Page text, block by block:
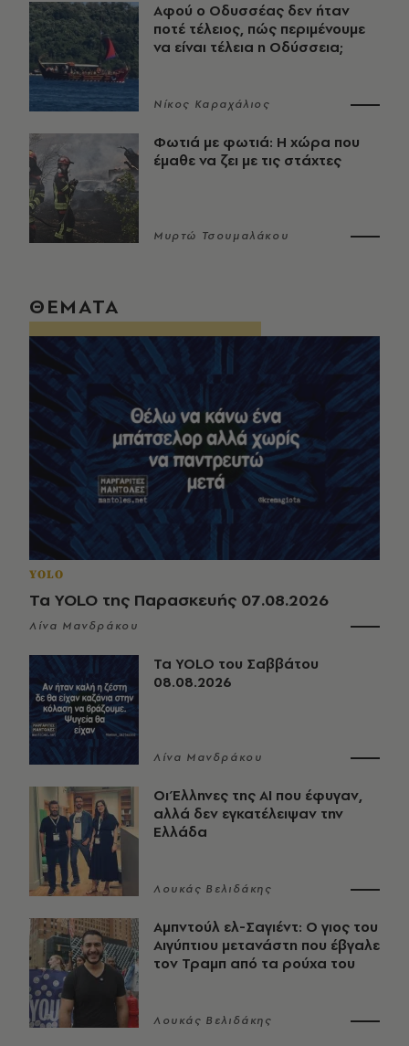
Αφού ο Οδυσσέας δεν ήταν
ποτέ τέλειος, πώς περιμένουμε
να είναι τέλεια η Οδύσσεια;
Νίκος Καραχάλιος
Φωτιά με φωτιά: Η χώρα που
έμαθε να ζει με τις στάχτες
Μυρτώ Τσουμαλάκου
ΘΕΜΑΤΑ
YOLO
Τα YOLO της Παρασκευής 07.08.2026
Λίνα Μανδράκου
Τα YOLO του Σαββάτου
08.08.2026
Λίνα Μανδράκου
Οι Έλληνες της ΑΙ που έφυγαν,
αλλά δεν εγκατέλειψαν την
Ελλάδα
Λουκάς Βελιδάκης
Αμπντούλ ελ-Σαγιέντ: Ο γιος του
Αιγύπτιου μετανάστη που έβγαλε
τον Τραμπ από τα ρούχα του
Λουκάς Βελιδάκης